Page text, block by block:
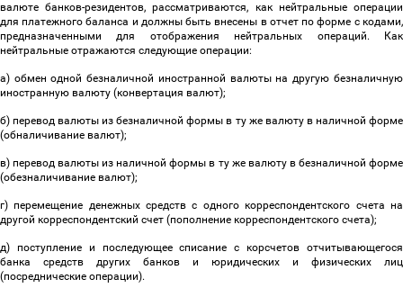
валюте банков-резидентов, рассматриваются, как нейтральные операции
для платежного баланса и должны быть внесены в отчет по форме с кодами,
предназначенными для отображения нейтральных операций. Как
нейтральные отражаются следующие операции:
а) обмен одной безналичной иностранной валюты на другую безналичную
иностранную валюту (конвертация валют);
б) перевод валюты из безналичной формы в ту же валюту в наличной форме
(обналичивание валют);
в) перевод валюты из наличной формы в ту же валюту в безналичной форме
(обезналичивание валют);
г) перемещение денежных средств с одного корреспондентского счета на
другой корреспондентский счет (пополнение корреспондентского счета);
д) поступление и последующее списание с корсчетов отчитывающегося
банка средств других банков и юридических и физических лиц
(посреднические операции).